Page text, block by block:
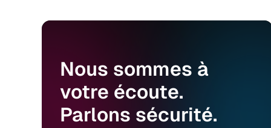
Nous sommes à
votre écoute.
Parlons sécurité.